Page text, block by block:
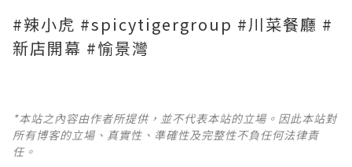
#辣小虎 #spicytigergroup #川菜餐廳 #
新店開幕 #愉景灣
*本站之內容由作者所提供，並不代表本站的立場。因此本站對
所有博客的立場、真實性、準確性及完整性不負任何法律責
任。